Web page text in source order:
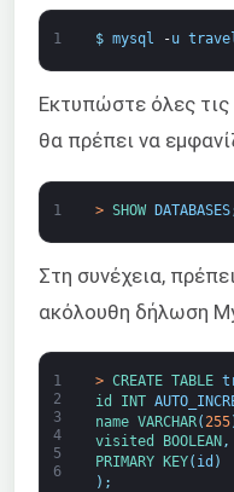
1 $ mysql -u
Εκτυπώστε όλες
θα πρέπει να
1 > SHOW DATABASES
Στη συνέχεια,
ακόλουθη δήλωση
1
2
3
4
5
6
> CREATE TABLE
id
INT
name VARCHAR( 255
visited
BOOLEAN ,
PRIMARY
KEY( id )
) ;